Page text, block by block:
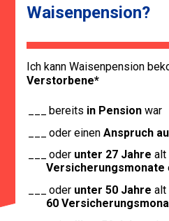
Waisenpension?
Ich kann Waisenpension
Verstorbene*
bereits in Pension war
oder einenAnspruch
oder unter 27 Jahre alt
Versicherungsmonate
oder unter 50 Jahre alt
60